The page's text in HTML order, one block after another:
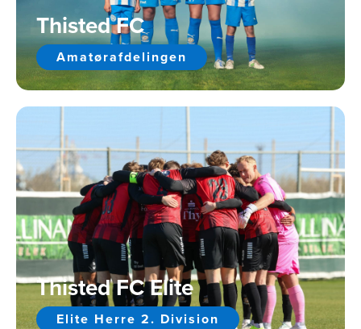
Thisted FC
Amatørafdelingen
Thisted FC Elite
Elite Herre 2. Division